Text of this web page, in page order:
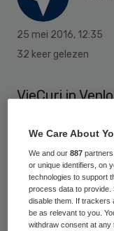
25 mei 2016, 12:35
32 keer gelezen
VieCuri in
coöperatie op
optimaal
Noord-
organisaties
We Care About
We and our887
or unique identifiers, on
technologies to support
process data to provide.
disable them. If trackers
be as relevant to you.
withdraw consent at any